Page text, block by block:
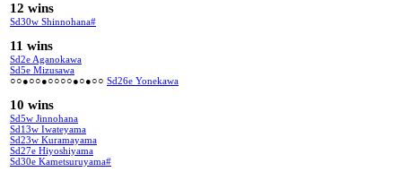
12 wins
Sd30w Shinnohana#
11 wins
Sd2e Aganokawa
Sd5e Mizusawa
○○●○○●○○○○●○●○○ Sd26e Yonekawa
10 wins
Sd5w Jinnohana
Sd13w Iwateyama
Sd23w Kuramayama
Sd27e Hiyoshiyama
Sd30e Kametsuruyama#